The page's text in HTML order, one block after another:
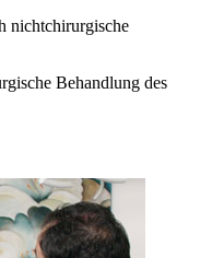
nichtchirurgische
Behandlung des